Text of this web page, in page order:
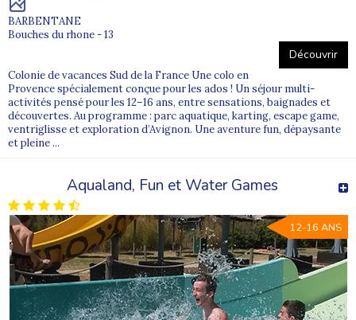
BARBENTANE
Bouches du rhone - 13
Découvrir
Colonie de vacances Sud de la France Une colo en
Provence spécialement conçue pour les ados ! Un séjour multi-
activités pensé pour les 12–16 ans, entre sensations, baignades et
découvertes. Au programme : parc aquatique, karting, escape game,
ventriglisse et exploration d’Avignon. Une aventure fun, dépaysante
et pleine ...
Aqualand, Fun et Water Games
12-16 ANS